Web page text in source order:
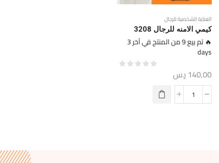
العناية الشخصية للرجال
كيمي الامنه للرجال 3208
🔥 تم بيع 9 من المنتج في آخر 3
days
140,00 ر.س